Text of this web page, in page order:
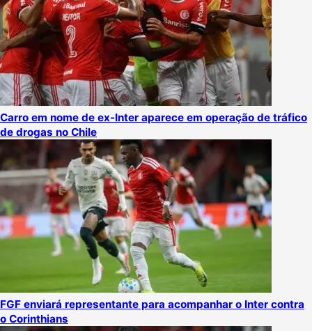
Carro em nome de ex-Inter aparece em operação de tráfico
de drogas no Chile
FGF enviará representante para acompanhar o Inter contra
o Corinthians